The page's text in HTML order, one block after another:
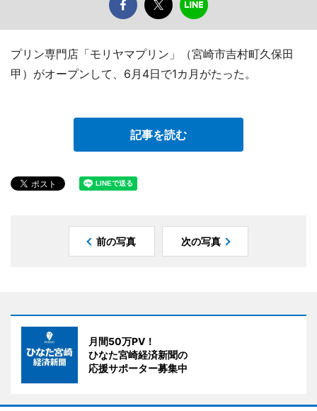
プリン専門店「モリヤマプリン」（宮崎市吉村町久保田
甲）がオープンして、6月4日で1カ月がたった。
記事を読む
前の写真 次の写真
月間50万PV！
ひなた宮崎経済新聞の
応援サポーター募集中